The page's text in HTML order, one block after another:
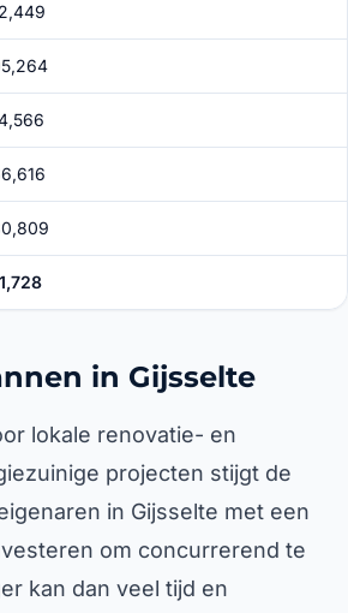
in Gijsselte
lokale renovatie- en
projecten stijgt de
in Gijsselte met een
om concurrerend te
kan dan veel tijd en